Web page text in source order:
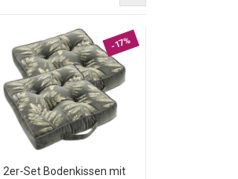
-17%
2er-Set Bodenkissen mit